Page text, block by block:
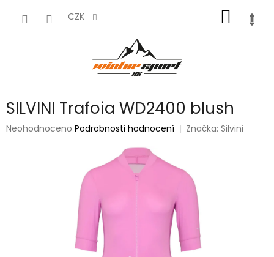
CZK
KOŠÍK
SILVINI Trafoia WD2400 blush
Průměrné
Neohodnoceno Podrobnosti hodnocení Značka:Silvini